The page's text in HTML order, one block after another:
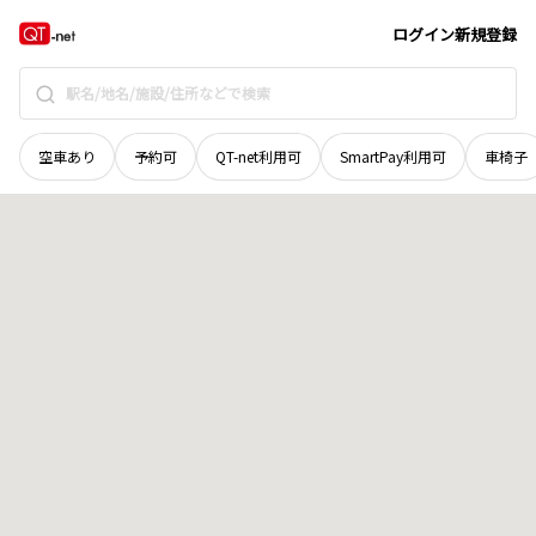
ログイン新規登録
空車あり 予約可 QT-net利用可 SmartPay利用可 車椅子
宮城県